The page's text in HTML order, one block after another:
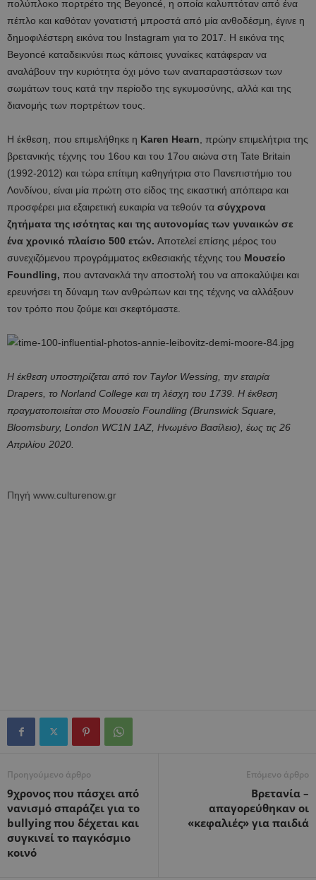
πολύπλοκο πορτρέτο της Beyoncé, η οποία καλυπτόταν από ένα
πέπλο και καθόταν γονατιστή μπροστά από μία ανθοδέσμη, έγινε η
δημοφιλέστερη εικόνα του Instagram για το 2017. Η εικόνα της
Beyoncé καταδεικνύει πως κάποιες γυναίκες κατάφεραν να
αναλάβουν την κυριότητα όχι μόνο των αναπαραστάσεων των
σωμάτων τους κατά την περίοδο της εγκυμοσύνης, αλλά και της
διανομής των πορτρέτων τους.
Η έκθεση, που επιμελήθηκε η Karen Hearn , πρώην επιμελήτρια της
βρετανικής τέχνης του 16ου και του 17ου αιώνα στη Tate Britain
(1992-2012) και τώρα επίτιμη καθηγήτρια στο Πανεπιστήμιο του
Λονδίνου, είναι μία πρώτη στο είδος της εικαστική απόπειρα και
προσφέρει μια εξαιρετική ευκαιρία να τεθούν τα σύγχρονα
ζητήματα της ισότητας και της αυτονομίας των γυναικών σε
ένα χρονικό πλαίσιο 500 ετών. Αποτελεί επίσης μέρος του
συνεχιζόμενου προγράμματος εκθεσιακής τέχνης του Μουσείο
Foundling, που αντανακλά την αποστολή του να αποκαλύψει και
ερευνήσει τη δύναμη των ανθρώπων και της τέχνης να αλλάξουν
τον τρόπο που ζούμε και σκεφτόμαστε.
Η έκθεση υποστηρίζεται από τον Taylor Wessing, την εταιρία
Drapers, το Norland College και τη λέσχη του 1739. Η έκθεση
πραγματοποιείται στο Μουσείο Foundling (Brunswick Square,
Bloomsbury, London WC1N 1AZ, Ηνωμένο Βασίλειο), έως τις 26
Απριλίου 2020.
Πηγή www.culturenow.gr
Προηγούμενο άρθρο
9χρονος που πάσχει από
νανισμό σπαράζει για το
bullying που δέχεται και
συγκινεί το παγκόσμιο
κοινό
Επόμενο άρθρο
Βρετανία –
απαγορεύθηκαν οι
«κεφαλιές» για παιδιά